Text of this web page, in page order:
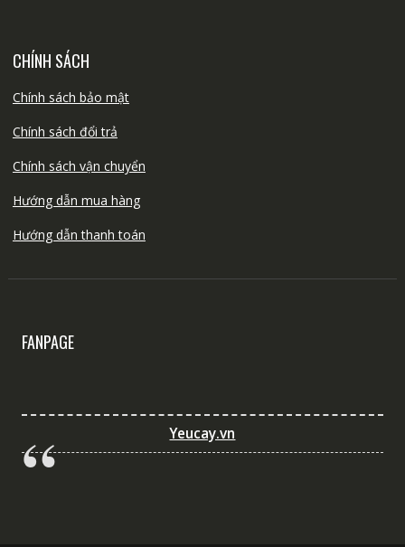
CHÍNH SÁCH
Chính sách bảo mật
Chính sách đổi trả
Chính sách vận chuyển
Hướng dẫn mua hàng
Hướng dẫn thanh toán
FANPAGE
Yeucay.vn